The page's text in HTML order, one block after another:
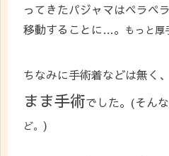
ってきたパジャマはペラペ
移動することに…。 もっと厚
ちなみに手術着などは無く、
まま手術でした。(そん
ど。 )